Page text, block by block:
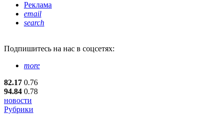
Реклама
email
search
Подпишитесь на нас в соцсетях:
more
82.17 0.76
94.84 0.78
новости
Рубрики